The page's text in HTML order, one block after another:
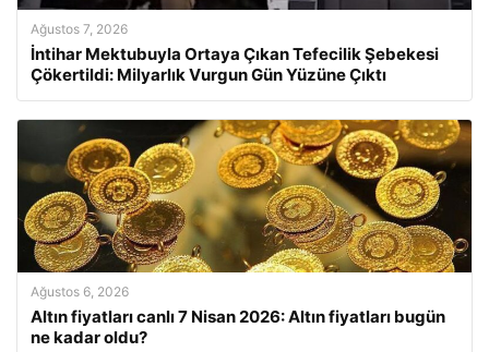
Ağustos 7, 2026
İntihar Mektubuyla Ortaya Çıkan Tefecilik Şebekesi
Çökertildi: Milyarlık Vurgun Gün Yüzüne Çıktı
Ağustos 6, 2026
Altın fiyatları canlı 7 Nisan 2026: Altın fiyatları bugün
ne kadar oldu?